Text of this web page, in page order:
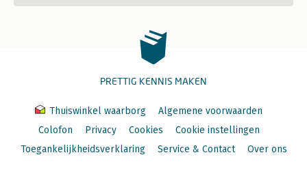
PRETTIG KENNIS MAKEN
Thuiswinkel waarborg
Algemene voorwaarden
Colofon
Privacy Cookies
Cookie instellingen
Toegankelijkheidsverklaring
Service & Contact Over ons